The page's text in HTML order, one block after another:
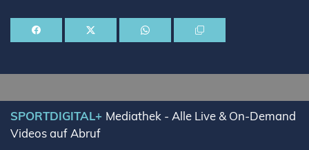
SPORTDIGITAL+ Mediathek - Alle Live & On-Demand
Videos auf Abruf